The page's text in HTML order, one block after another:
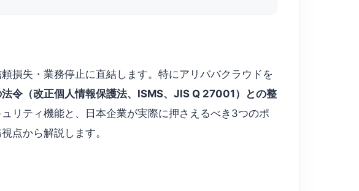
損失・業務停止に直結します。特にアリババクラウドを
法令（改正個人情報保護法、ISMS、JIS Q 27001）との整
リティ機能と、日本企業が実際に押さえるべき3つのポ
点から解説します。